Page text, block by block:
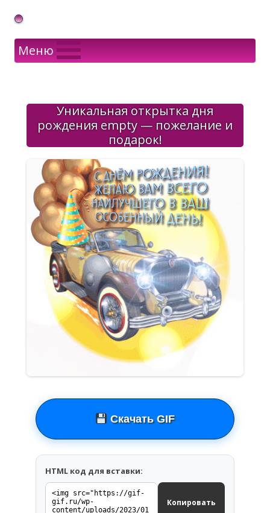
Gif Открытки в подарок
Меню
Уникальная открытка дня
рождения empty — пожелание и
подарок!
Скачать GIF
HTML код для вставки:
Копировать